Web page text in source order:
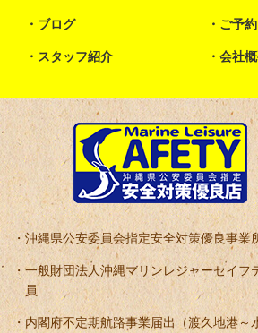
ブログ ご予
スタッフ紹介 会社
沖縄県公安委員会指定安全対策優良事業
一般財団法人沖縄マリンレジャーセイフ
員
内閣府不定期航路事業届出（渡久地港～